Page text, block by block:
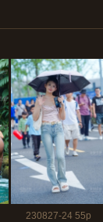
230827-24 55p